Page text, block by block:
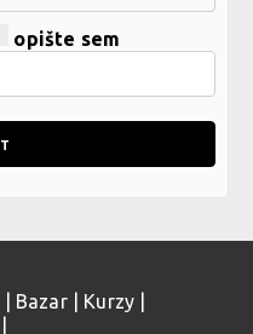
opište sem
Bazar| Kurzy